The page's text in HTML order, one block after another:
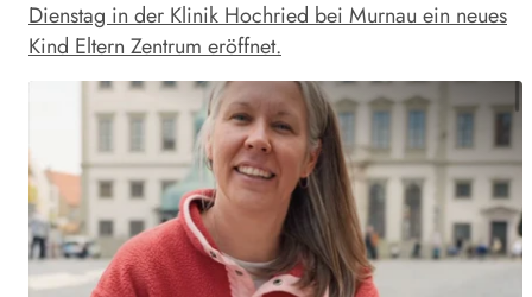
Dienstag in der Klinik Hochried bei Murnau ein neues
Kind Eltern Zentrum eröffnet.